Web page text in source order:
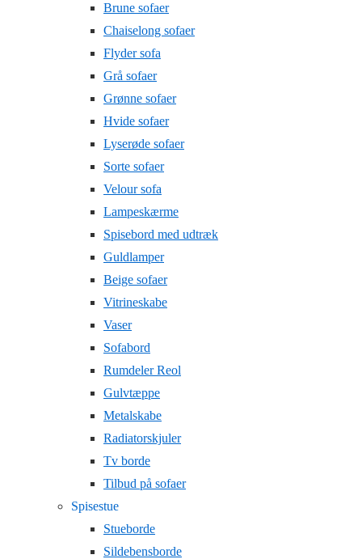
Brune sofaer
Chaiselong sofaer
Flyder sofa
Grå sofaer
Grønne sofaer
Hvide sofaer
Lyserøde sofaer
Sorte sofaer
Velour sofa
Lampeskærme
Spisebord med udtræk
Guldlamper
Beige sofaer
Vitrineskabe
Vaser
Sofabord
Rumdeler Reol
Gulvtæppe
Metalskabe
Radiatorskjuler
Tv borde
Tilbud på sofaer
Spisestue
Stueborde
Sildebensborde